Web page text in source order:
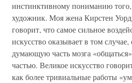
инстинктивному пониманию того,
художник. Моя жена Кирстен
говорит, что самое сильное
искусство оказывает в том случае,
думающую часть мозга
частью. Великое искусство
как более тривиальные работы